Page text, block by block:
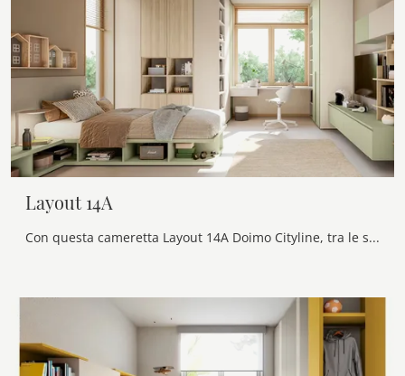
Layout 14A
Con questa cameretta Layout 14A Doimo Cityline, tra le soluzioni componibili, potrai progettare stanze moderne per ragazzi.